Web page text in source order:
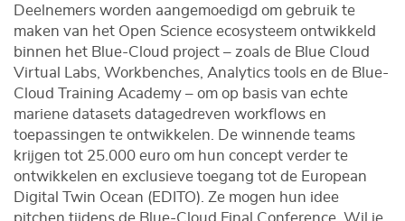
Deelnemers worden aangemoedigd om gebruik te
maken van het Open Science ecosysteem ontwikkeld
binnen het Blue-Cloud project – zoals de Blue Cloud
Virtual Labs, Workbenches, Analytics tools en de Blue-
Cloud Training Academy – om op basis van echte
mariene datasets datagedreven workflows en
toepassingen te ontwikkelen. De winnende teams
krijgen tot 25.000 euro om hun concept verder te
ontwikkelen en exclusieve toegang tot de European
Digital Twin Ocean (EDITO). Ze mogen hun idee
pitchen tijdens de Blue-Cloud Final Conference. Wil je